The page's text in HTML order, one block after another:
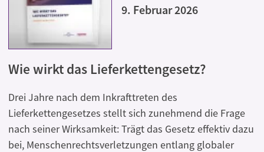
9. Februar 2026
Wie wirkt das Lieferkettengesetz?
Drei Jahre nach dem Inkrafttreten des
Lieferkettengesetzes stellt sich zunehmend die Frage
nach seiner Wirksamkeit: Trägt das Gesetz effektiv dazu
bei, Menschenrechtsverletzungen entlang globaler